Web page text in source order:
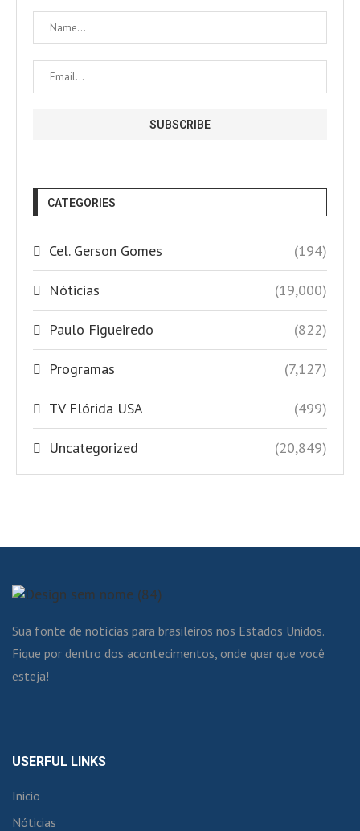
CATEGORIES
Cel. Gerson Gomes (194)
Nóticias (19,000)
Paulo Figueiredo (822)
Programas (7,127)
TV Flórida USA (499)
Uncategorized (20,849)
Sua fonte de notícias para brasileiros nos Estados Unidos.
Fique por dentro dos acontecimentos, onde quer que você
esteja!
USERFUL LINKS
Inicio
Nóticias